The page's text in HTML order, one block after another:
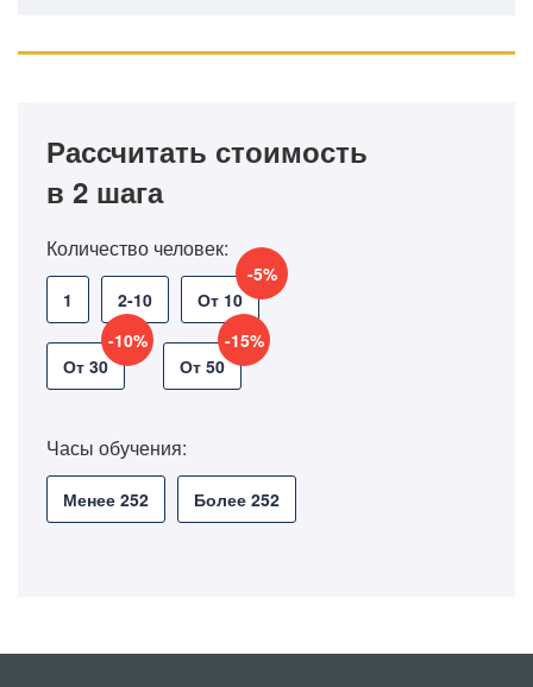
Рассчитать стоимость
в 2 шага
Количество человек:
1 2-10 От 10
-5%
От 30
-10%
От 50
-15%
Часы обучения:
Менее 252 Более 252